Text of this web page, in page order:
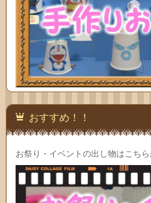
おすすめ！！
お祭り・イベントの出し物はこち